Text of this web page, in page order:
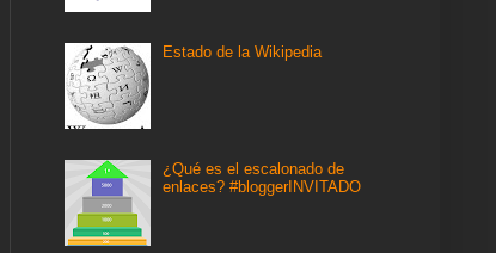
Estado de la Wikipedia
¿Qué es el escalonado de
enlaces? #bloggerINVITADO